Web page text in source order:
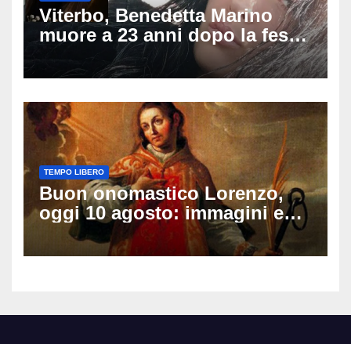
Viterbo, Benedetta Marino
muore a 23 anni dopo la festa
di compleanno: trovata senza
vita nell’ex consorzio, è giallo
TEMPO LIBERO
Buon onomastico Lorenzo,
oggi 10 agosto: immagini e
gif di auguri da condividere
sui social